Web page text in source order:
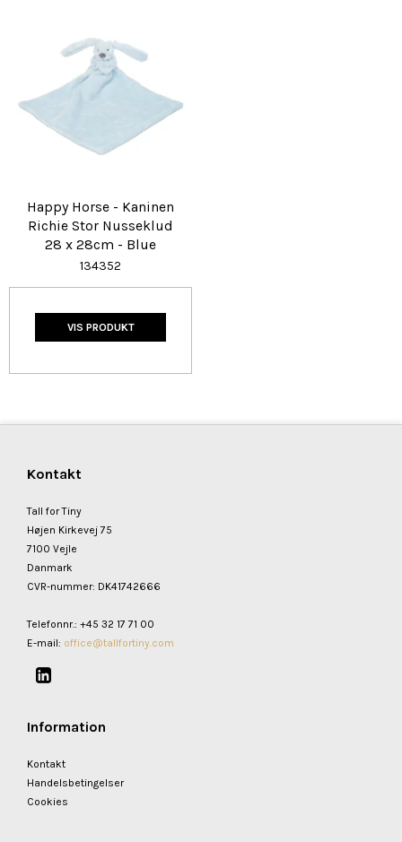
Happy Horse - Kaninen
Richie Stor Nusseklud
28 x 28cm - Blue
134352
VIS PRODUKT
Kontakt
Tall for Tiny
Højen Kirkevej 75
7100 Vejle
Danmark
CVR-nummer: DK41742666
Telefonnr.: +45 32 17 71 00
E-mail: office@tallfortiny.com
Information
Kontakt
Handelsbetingelser
Cookies